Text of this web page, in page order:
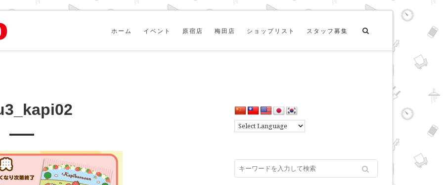
ホーム イベント 原宿店 梅田店 ショップリスト スタッフ募集